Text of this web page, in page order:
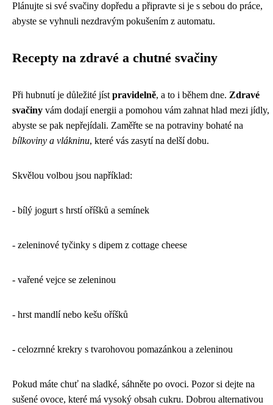
Plánujte si své svačiny dopředu a připravte si je s sebou do práce,
abyste se vyhnuli nezdravým pokušením z automatu.
Recepty na zdravé a chutné svačiny
Při hubnutí je důležité jíst pravidelně, a to i během dne. Zdravé
svačiny vám dodají energii a pomohou vám zahnat hlad mezi jídly,
abyste se pak nepřejídali. Zaměřte se na potraviny bohaté na
bílkoviny a vlákninu, které vás zasytí na delší dobu.
Skvělou volbou jsou například:
- bílý jogurt s hrstí oříšků a semínek
- zeleninové tyčinky s dipem z cottage cheese
- vařené vejce se zeleninou
- hrst mandlí nebo kešu oříšků
- celozrnné krekry s tvarohovou pomazánkou a zeleninou
Pokud máte chuť na sladké, sáhněte po ovoci. Pozor si dejte na
sušené ovoce, které má vysoký obsah cukru. Dobrou alternativou